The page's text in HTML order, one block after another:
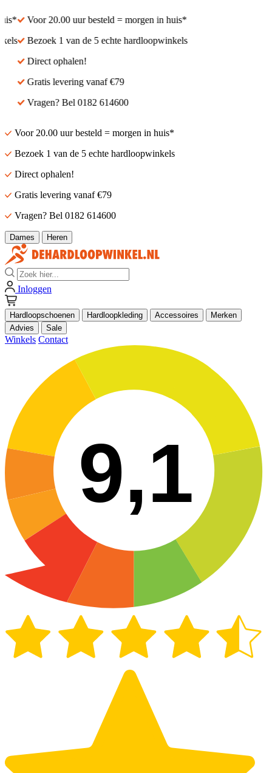
Voor 20.00 uur besteld = morgen in huis*
Bezoek 1 van de 5 echte hardloopwinkels
Direct ophalen!
Gratis levering vanaf €79
Vragen? Bel 0182 614600
Voor 20.00 uur besteld = morgen in huis*
Bezoek 1 van de 5 echte hardloopwinkels
Direct ophalen!
Gratis levering vanaf €79
Vragen? Bel 0182 614600
Dames Heren
Zoek
Inloggen
Hardloopschoenen Hardloopkleding Accessoires
Merken
Advies
Sale
Winkels Contact
9,1